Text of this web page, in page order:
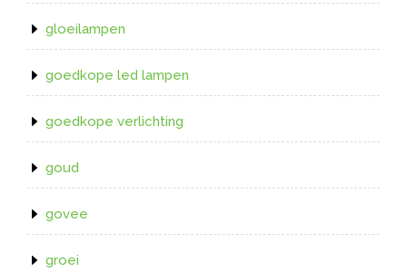
gloeilampen
goedkope led lampen
goedkope verlichting
goud
govee
groei